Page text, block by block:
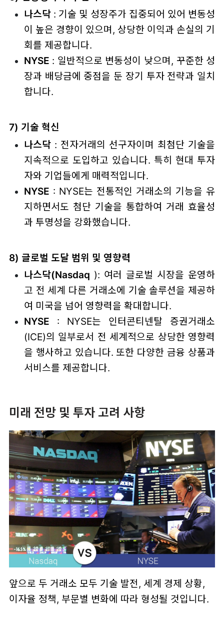
나스닥: 기술 및 성장주가 집중되어 있어 변동성
이 높은 경향이 있으며, 상당한 이익과 손실의 기
회를 제공합니다.
NYSE : 일반적으로 변동성이 낮으며, 꾸준한 성
장과 배당금에 중점을 둔 장기 투자 전략과 일치
합니다.
7) 기술 혁신
나스닥: 전자거래의 선구자이며 최첨단 기술을
지속적으로 도입하고 있습니다. 특히 현대 투자
자와 기업들에게 매력적입니다.
NYSE : NYSE는 전통적인 거래소의 기능을 유
지하면서도 첨단 기술을 통합하여 거래 효율성
과 투명성을 강화했습니다.
8) 글로벌 도달 범위 및 영향력
나스닥(Nasdaq ): 여러 글로벌 시장을 운영하
고 전 세계 다른 거래소에 기술 솔루션을 제공하
여 미국을 넘어 영향력을 확대합니다.
NYSE : NYSE는 인터콘티넨탈 증권거래소
(ICE)의 일부로서 전 세계적으로 상당한 영향력
을 행사하고 있습니다. 또한 다양한 금융 상품과
서비스를 제공합니다.
미래 전망 및 투자 고려 사항
앞으로 두 거래소 모두 기술 발전, 세계 경제 상황,
이자율 정책, 부문별 변화에 따라 형성될 것입니다.